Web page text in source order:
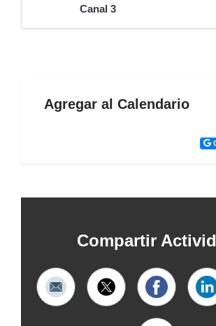
Canal 3
Agregar al Calendario
Compartir